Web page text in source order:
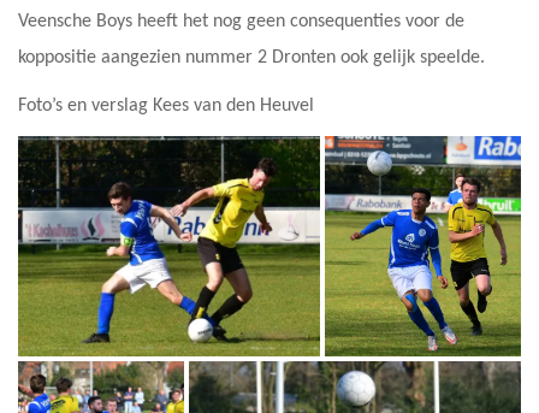
Veensche Boys heeft het nog geen consequenties voor de
koppositie aangezien nummer 2 Dronten ook gelijk speelde.
Foto’s en verslag Kees van den Heuvel